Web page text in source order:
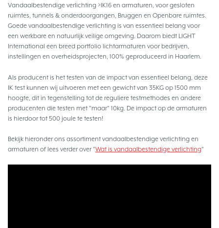
Vandaalbestendige verlichting >IK16 en armaturen, voor gesloten
ruimtes, tunnels & onderdoorgangen, Bruggen en Openbare ruimtes.
Goede vandaalbestendige verlichting is van essentieel belang voor
een werkbare en natuurlijk veilige omgeving. Daarom biedt LIGHT
International een breed portfolio lichtarmaturen voor bedrijven,
instellingen en overheidsprojecten, 100% geproduceerd in Haarlem.
Als producent is het testen van de impact van essentieel belang, deze
IK test kunnen wij uitvoeren met een gewicht van 35KG op 1500 mm
hoogte, dit in tegenstelling tot de reguliere testmethodes en andere
producenten die testen met "maar" 10kg. De impact op de armaturen
is hierdoor tot 500 joule te testen!
Bekijk hieronder ons assortiment vandaalbestendige verlichting en
armaturen of lees verder over "Wat is vandaalbestendige verlichting"